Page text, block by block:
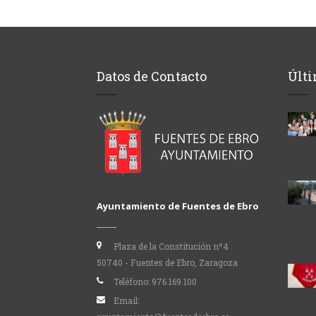
Datos de Contacto
Ayuntamiento de Fuentes de Ebro
Plaza de la Constitución nº4
50740 - Fuentes de Ebro, Zaragoza
Teléfono: 976 169 100
Email: